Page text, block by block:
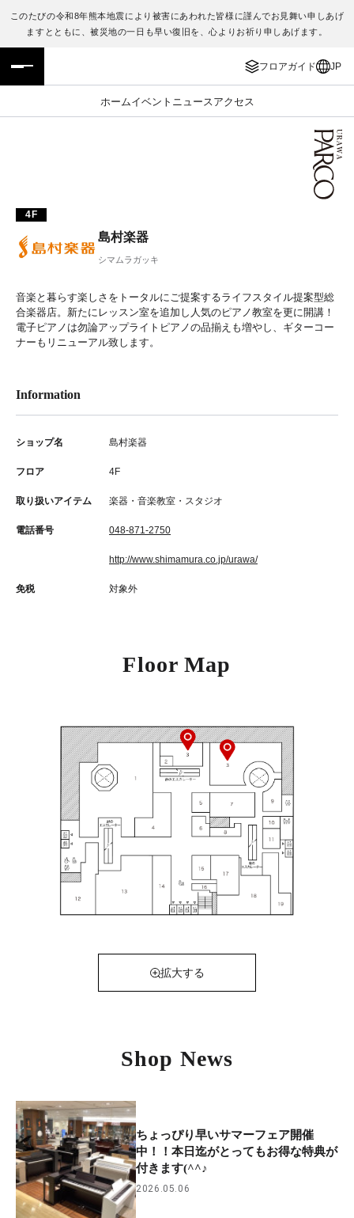
このたびの令和8年熊本地震により被害にあわれた皆様に謹んでお見舞い申しあげ
ますとともに、被災地の一日も早い復旧を、心よりお祈り申しあげます。
フロアガイド JP
ホームイベント ニュース アクセス
フロアガイド
施設案内・アクセス
TAX FREE
PARCOメンバーズ
JP
ENGLISH
繁体字
日本語
4F
島村楽器
シマムラガッキ
音楽と暮らす楽しさをトータルにご提案するライフスタイル提案型総
合楽器店。新たにレッスン室を追加し人気のピアノ教室を更に開講！
電子ピアノは勿論アップライトピアノの品揃えも増やし、ギターコー
ナーもリニューアル致します。
Information
ショップ名 島村楽器
フロア 4F
取り扱いアイテム 楽器・音楽教室・スタジオ
電話番号 048-871-2750
http://www.shimamura.co.jp/urawa/
免税 対象外
Floor Map
拡大する
Shop News
ちょっぴり早いサマーフェア開催
中！！本日迄がとってもお得な特典が
付きます(^^♪
2026.05.06